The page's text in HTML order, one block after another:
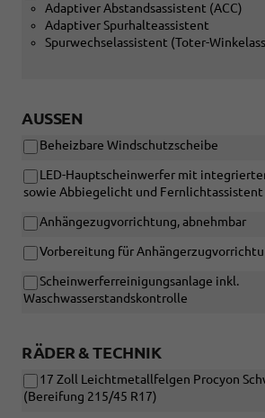
Adaptiver Abstandsassistent (ACC)
Adaptiver Spurhalteassistent
Spurwechselassistent (Toter-
AUSSEN
Beheizbare Windschutzscheibe
LED-Hauptscheinwerfer mit
sowie Abbiegelicht und Fernlichtassistent
Anhängezugvorrichtung, abnehmbar
Vorbereitung für
Scheinwerferreinigungsanlage inkl.
Waschwasserstandskontrolle
RÄDER & TECHNIK
17 Zoll Leichtmetallfelgen Procyon
(Bereifung 215/45 R17)